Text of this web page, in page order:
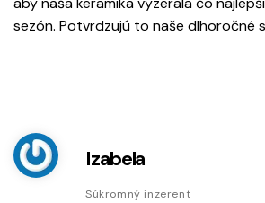
sezón. Potvrdzujú to naše dlhoročné
Izabela
Súkromný inzerent